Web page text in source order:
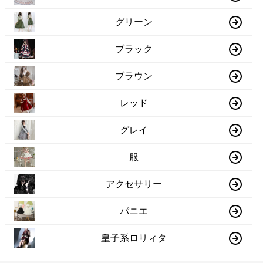
グリーン
ブラック
ブラウン
レッド
グレイ
服
アクセサリー
パニエ
皇子系ロリィタ